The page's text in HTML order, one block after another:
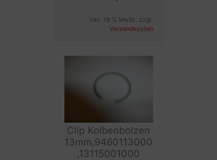
inkl. 19 % MwSt. zzgl.
Versandkosten
Clip Kolbenbolzen
13mm,9460113000
,13115001000